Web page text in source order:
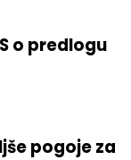
o predlogu
pogoje za